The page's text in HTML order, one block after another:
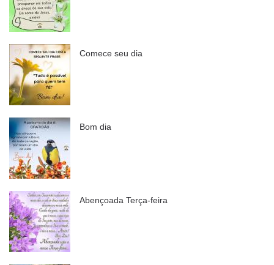
Comece seu dia
Bom dia
Abençoada Terça-feira